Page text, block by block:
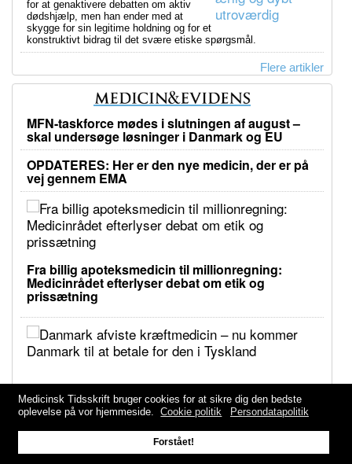
Medicinsk Tidsskrift bruger cookies for at sikre dig den bedste
oplevelse på vor hjemmeside.
Cookie politik Persondatapolitik
Forstået!
for at genaktivere debatten om aktiv
dødshjælp, men han ender med at
skygge for sin legitime holdning og for et
konstruktivt bidrag til det svære etiske spørgsmål.
Flere artikler
MFN-taskforce mødes i slutningen af august –
skal undersøge løsninger i Danmark og EU
OPDATERES: Her er den nye medicin, der er på
vej gennem EMA
Fra billig apoteksmedicin til millionregning:
Medicinrådet efterlyser debat om etik og
prissætning
Danmark afviste kræftmedicin – nu kommer
Danmark til at betale for den i Tyskland